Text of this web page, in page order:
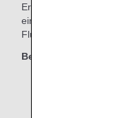
Erinnerungen mit dem
einen reibungslosen
Flughafen bezahlen zu
Berechtigte Klassen